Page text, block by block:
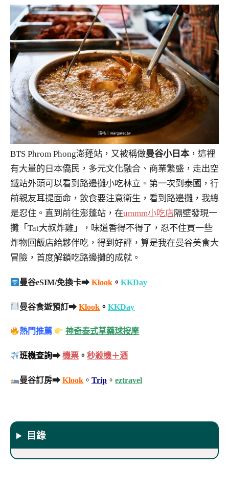
BTS Phrom Phong澎蓬站，又被稱做曼谷小日本，這裡
有大量的日本僑民，多元文化融合、商業繁盛，走出空
鐵站外頭可以看到路邊攤小吃林立。第一次到泰國，行
前親友耳提面命，飲食要注意衛生，看到路邊攤，我總
是忍住。直到前往澎蓬站，在ummm小吃店隔壁發現一
攤「Tat大叔炸雞」，味道香得不得了，忍不住買一些
炸物回飯店給夥伴吃，得到好評，算是我在曼谷美食大
冒險，首度解鎖吃路邊攤的成就。
曼谷eSIM/免換卡➡Klook 。KKDay
曼谷食遊預訂➡Klook 。KKDay
熱門推薦 神奇泰式草藥球按摩
班機查詢➡機票 。秒殺機＋酒
曼谷訂房➡Klook 。Trip 。eztravel
目錄